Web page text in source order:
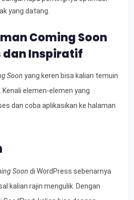
yang datang.
Coming Soon
dan Inspiratif
Soon yang keren bisa kalian temuin
elemen-elemen yang
dan coba aplikasikan ke halaman
Soon di WordPress sebenarnya
kalian rajin mengulik. Dengan